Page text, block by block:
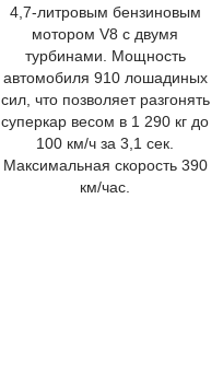
4,7-литровым бензиновым
мотором V8 с двумя
турбинами. Мощность
автомобиля 910 лошадиных
сил, что позволяет разгонять
суперкар весом в 1 290 кг до
100 км/ч за 3,1 сек.
Максимальная скорость 390
км/час.